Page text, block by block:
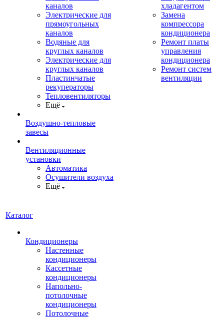
каналов
Электрические для
прямоугольных
каналов
Водяные для
круглых каналов
Электрические для
круглых каналов
Пластинчатые
рекуператоры
Тепловентиляторы
Ещё
Воздушно-тепловые
завесы
Вентиляционные
установки
Автоматика
Осушители воздуха
Ещё
хладагентом
Замена
компрессора
кондиционера
Ремонт платы
управления
кондиционера
Ремонт систем
вентиляции
Каталог
Кондиционеры
Настенные
кондиционеры
Кассетные
кондиционеры
Напольно-
потолочные
кондиционеры
Потолочные